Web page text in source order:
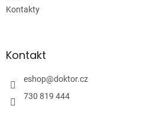
Kontakty
Kontakt
eshop@doktor.cz
730 819 444